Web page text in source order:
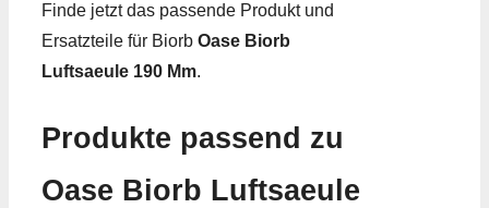
Finde jetzt das passende Produkt und
Ersatzteile für Biorb Oase Biorb
Luftsaeule 190 Mm.
Produkte passend zu
Oase Biorb Luftsaeule